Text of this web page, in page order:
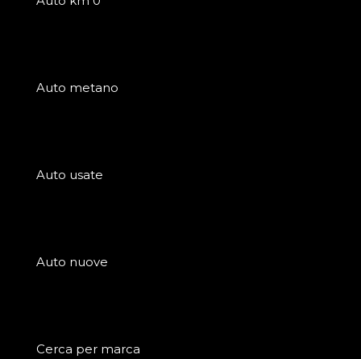
Auto metano
Auto usate
Auto nuove
Cerca per marca